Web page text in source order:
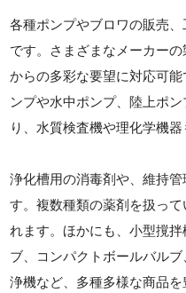
各種ポンプやブロワの販売
です。さまざまなメーカー
からの多彩な要望に対応可
ンプや水中ポンプ、陸上ポ
り、水質検査機や理化学機器
浄化槽用の消毒剤や、維持
す。複数種類の薬剤を扱っ
れます。ほかにも、小型撹
ブ、コンパクトボールバル
浄機など、多種多様な商品を